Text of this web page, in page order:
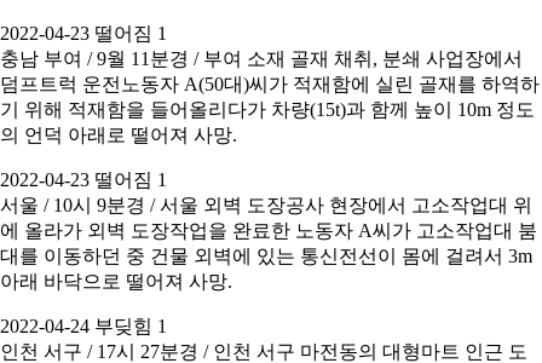
2022-04-23 떨어짐 1
충남 부여 / 9월 11분경 / 부여 소재 골재 채취, 분쇄 사업장에서
덤프트럭 운전노동자 A(50대)씨가 적재함에 실린 골재를 하역하
기 위해 적재함을 들어올리다가 차량(15t)과 함께 높이 10m 정도
의 언덕 아래로 떨어져 사망.
2022-04-23 떨어짐 1
서울 / 10시 9분경 / 서울 외벽 도장공사 현장에서 고소작업대 위
에 올라가 외벽 도장작업을 완료한 노동자 A씨가 고소작업대 붐
대를 이동하던 중 건물 외벽에 있는 통신전선이 몸에 걸려서 3m
아래 바닥으로 떨어져 사망.
2022-04-24 부딪힘 1
인천 서구 / 17시 27분경 / 인천 서구 마전동의 대형마트 인근 도